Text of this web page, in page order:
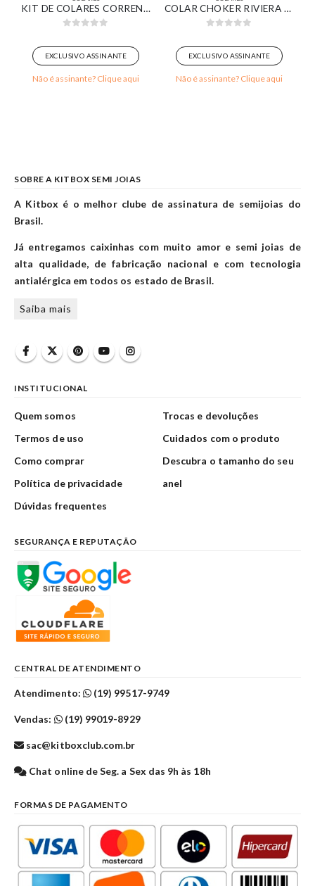
KIT DE COLARES CORRENTE GRUMET E VENEZIANA COM PINGENTE GOTA VERDE BANHADO EM OURO BRANCO
EXCLUSIVO ASSINANTE
Não é assinante? Clique aqui
COLAR CHOKER RIVIERA COM ZIRCÔNIAS CRISTAL BANHADO EM OURO BRANCO
EXCLUSIVO ASSINANTE
Não é assinante? Clique aqui
SOBRE A KITBOX SEMI JOIAS
A Kitbox é o melhor clube de assinatura de semijoias do
Brasil.
Já entregamos caixinhas com muito amor e semi joias de
alta qualidade, de fabricação nacional e com tecnologia
antialérgica em todos os estado de Brasil.
Saiba mais
INSTITUCIONAL
Quem somos
Termos de uso
Como comprar
Política de privacidade
Dúvidas frequentes
Trocas e devoluções
Cuidados com o produto
Descubra o tamanho do seu
anel
SEGURANÇA E REPUTAÇÃO
CENTRAL DE ATENDIMENTO
Atendimento: (19) 99517-9749
Vendas: (19) 99019-8929
sac@kitboxclub.com.br
Chat online de Seg. a Sex das 9h às 18h
FORMAS DE PAGAMENTO